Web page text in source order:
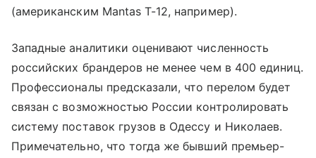
(американским Mantas T-12, например).
Западные аналитики оценивают численность
российских брандеров не менее чем в 400 единиц.
Профессионалы предсказали, что перелом будет
связан с возможностью России контролировать
систему поставок грузов в Одессу и Николаев.
Примечательно, что тогда же бывший премьер-